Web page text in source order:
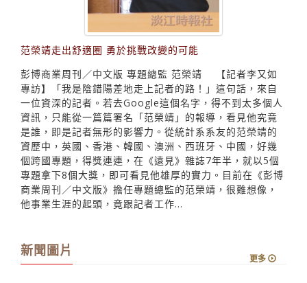
范榮靖走出舒適圈 勇於挑戰改變的可能
彭博商業周刊／中文版 專題總監 范榮靖 【記者李又如
專訪】「我是陰錯陽差地走上記者的路！」這句話，來自
一位資深的記者。若去Google這個名字，得不到太多個人
資訊，只能從一篇篇署名「范榮靖」的報導，看見他究竟
是誰，即是記者無形的影響力。從統計系系友的范榮靖的
資歷中，英國、香港、韓國、澳洲、西班牙、中國，好幾
個跨國專題，得獎連連，在《遠見》雜誌7年半，就以5個
專題拿下8個大獎，即可看見他雄厚的實力。目前在《彭博
商業周刊／中文版》擔任專題總監的范榮靖，很難想像，
他事業生涯的起頭，竟跟記者工作...
新聞圖片
更多